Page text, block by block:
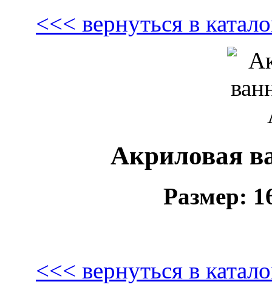
<<< вернуться в
Акриловая
Размер:
<<< вернуться в